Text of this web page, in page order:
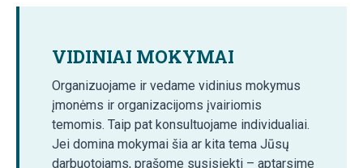
VIDINIAI MOKYMAI
Organizuojame ir vedame vidinius mokymus
įmonėms ir organizacijoms įvairiomis
temomis. Taip pat konsultuojame individualiai.
Jei domina mokymai šia ar kita tema Jūsų
darbuotojams, prašome susisiekti – aptarsime